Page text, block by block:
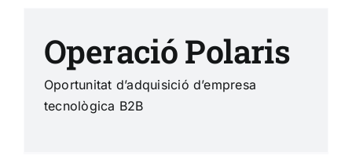
Operació Polaris
Oportunitat d’adquisició d’empresa
tecnològica B2B